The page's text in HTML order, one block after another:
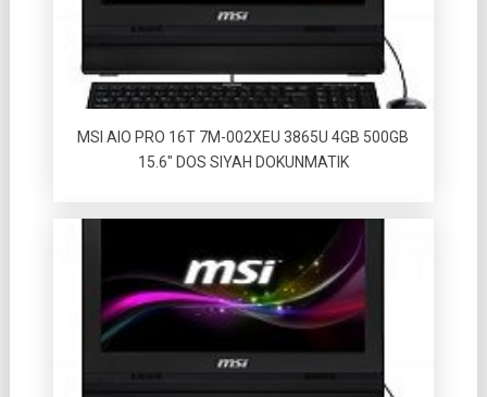
MSI AIO PRO 16T 7M-002XEU 3865U 4GB 500GB
15.6″ DOS SIYAH DOKUNMATIK